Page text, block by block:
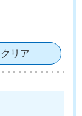
リア